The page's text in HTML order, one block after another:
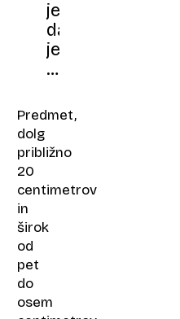
je,
da
je
našel
zlato,
rokah
je
delček
Predmet,
dolg
približno
20
centimetrov
in
širok
od
pet
do
osem